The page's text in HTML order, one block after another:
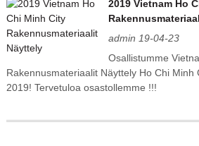
2019 Vietnam Ho
admin 19-04-23
Osallistumme
Rakennusmateriaalit Näyttely Ho Chi Minh
2019! Tervetuloa osastollemme !!!